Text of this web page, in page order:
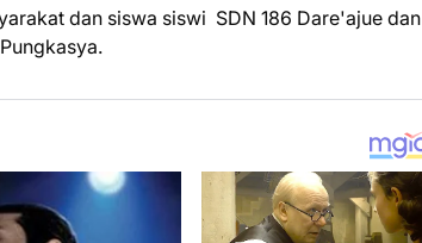
dan siswa siswi SDN 186 Dare'ajue dan